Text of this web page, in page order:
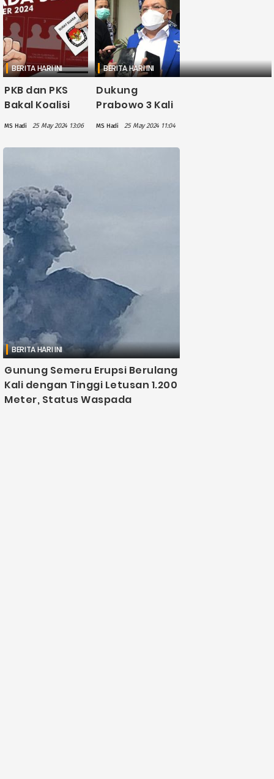
BERITA HARI INI
PKB dan PKS
Bakal Koalisi
pada Pilkada
Jawa Timur
2024
MS Hadi 25 May 2024 13:06
BERITA HARI INI
Dukung
Prabowo 3 Kali
Pilpres, Saleh
Daulay Yakin
PAN Dapat
MS Hadi 25 May 2024 11:04
BERITA HARI INI
Gunung Semeru Erupsi Berulang
Kali dengan Tinggi Letusan 1.200
Meter, Status Waspada